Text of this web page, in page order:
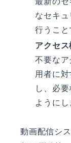
なセキ
行うこと
アクセ
不要なア
用者に
し、必
ようにし
動画配信シ